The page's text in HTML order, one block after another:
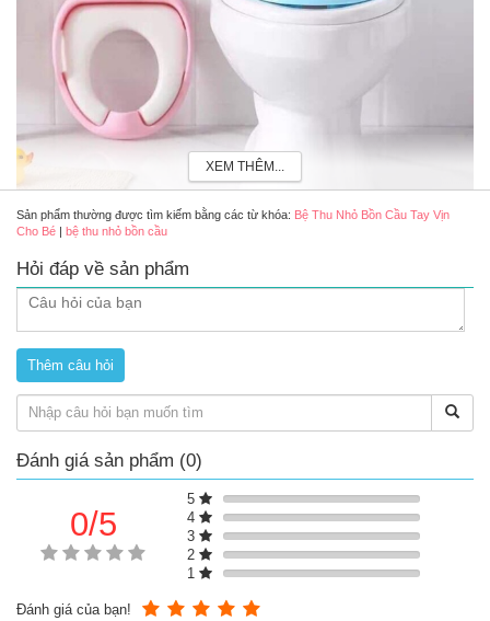
Bệ thu nhỏ bồn cầu tay vịn cho bé
Đặc điểm nổi bật của bệ thu nhỏ bồn cầu tay vịn cho
- 2 bên tay vịn giúp bé có chỗ cầm an toàn và tạo cảm giác an
tâm hơn khi ngồi một mình.
- Tạo tính độc lập cho bé ngay khi còn nhỏ trong mỗi sinh hoạt
hàng ngày.
XEM THÊM...
Sản phẩm thường được tìm kiếm bằng các từ khóa: Bệ Thu Nhỏ Bồn Cầu Tay Vịn
Cho Bé | bệ thu nhỏ bồn cầu
Hỏi đáp về sản phẩm
Đánh giá sản phẩm (0)
0/5
5
4
3
2
1
Đánh giá của bạn!